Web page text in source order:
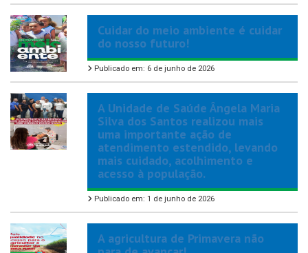
Cuidar do meio ambiente é cuidar
do nosso futuro!
Publicado em: 6 de junho de 2026
A Unidade de Saúde Ângela Maria
Silva dos Santos realizou mais
uma importante ação de
atendimento estendido, levando
mais cuidado, acolhimento e
acesso à população.
Publicado em: 1 de junho de 2026
A agricultura de Primavera não